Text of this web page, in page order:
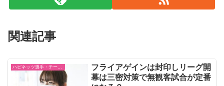
関連記事
フライアゲインは封印しリーグ開
幕は三密対策で無観客試合が定番